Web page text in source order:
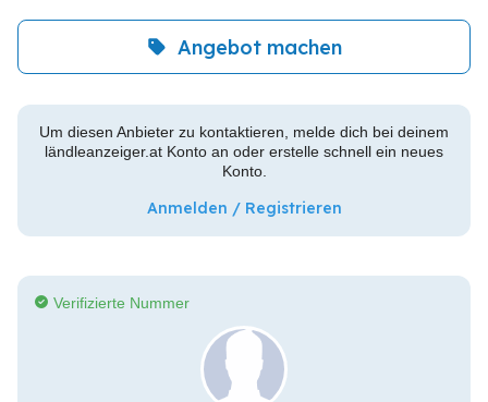
Angebot machen
Um diesen Anbieter zu kontaktieren, melde dich bei deinem
ländleanzeiger.at Konto an oder erstelle schnell ein neues
Konto.
Anmelden / Registrieren
Verifizierte Nummer